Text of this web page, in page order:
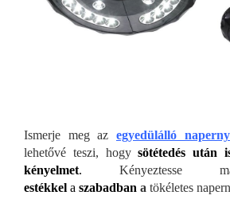
Ismerje meg az egyedülálló
lehetővé teszi, hogysötétedés után
kényelmet. Kényeztesse
estékkel a szabadban a tökéletes